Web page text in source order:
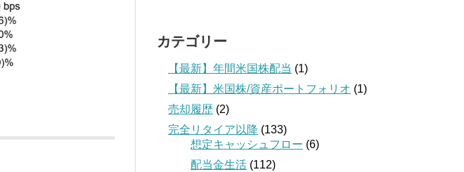
カテゴリー
【最新】年間米国株配当 (1)
【最新】米国株/資産ポートフォリオ (1)
売却履歴 (2)
完全リタイア以降 (133)
想定キャッシュフロー (6)
配当金生活 (112)